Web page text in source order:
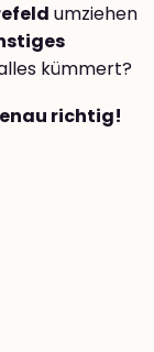
umziehen
kümmert?
richtig!